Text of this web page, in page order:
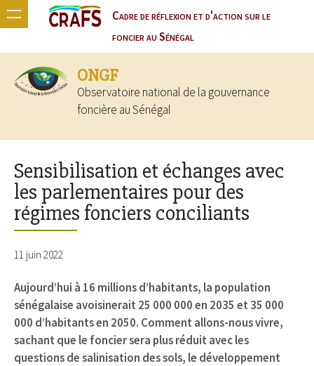
Cadre de réflexion et d'action sur le
foncier au Sénégal
ONGF
Observatoire national de la gouvernance
foncière au Sénégal
Sensibilisation et échanges avec
les parlementaires pour des
régimes fonciers conciliants
11 juin 2022
Aujourd’hui à 16 millions d’habitants, la population
sénégalaise avoisinerait 25 000 000 en 2035 et 35 000
000 d’habitants en 2050. Comment allons-nous vivre,
sachant que le foncier sera plus réduit avec les
questions de salinisation des sols, le développement